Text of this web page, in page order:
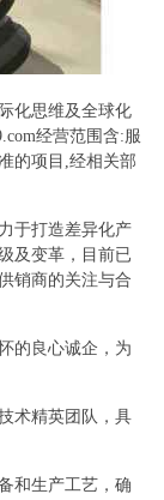
化思维及全球化
经营范围含:服
的项目,经相关部
于打造差异化产
及变革，目前已
销商的关注与合
的良心诚企，为
术精英团队，具
和生产工艺，确